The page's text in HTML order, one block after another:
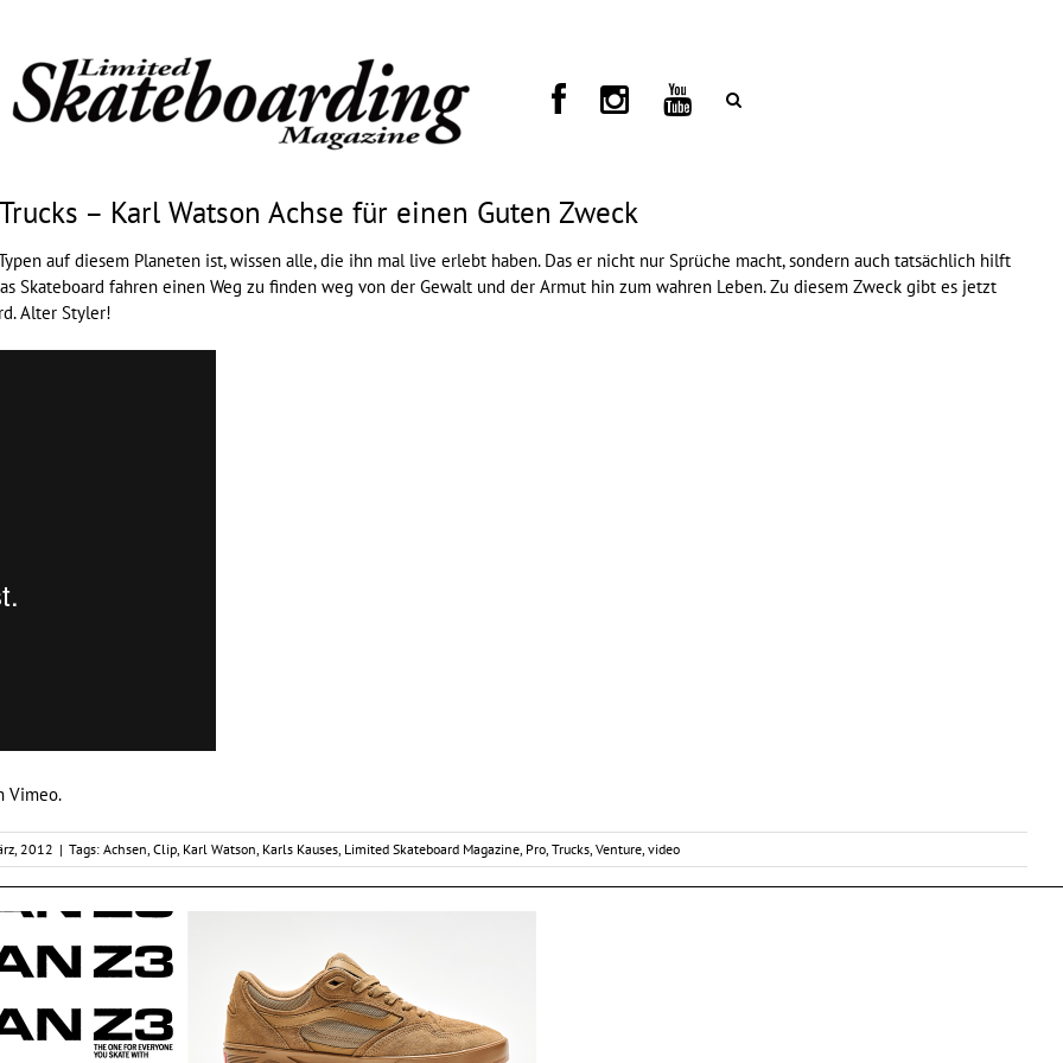
– Karl Watson Achse für einen Guten Zweck
auf diesem Planeten ist, wissen alle, die ihn mal live erlebt haben. Das er nicht nur Sprüche macht, sondern auch tatsächlich hilft
Skateboard fahren einen Weg zu finden weg von der Gewalt und der Armut hin zum wahren Leben. Zu diesem Zweck gibt es jetzt
Alter Styler!
Vimeo.
2012 | Tags: Achsen Clip Karl Watson Karls Kauses Limited Skateboard Magazine Pro Trucks Venture video